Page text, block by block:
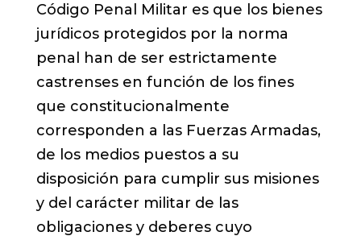
Código Penal Militar es que los bienes
jurídicos protegidos por la norma
penal han de ser estrictamente
castrenses en función de los fines
que constitucionalmente
corresponden a las Fuerzas Armadas,
de los medios puestos a su
disposición para cumplir sus misiones
y del carácter militar de las
obligaciones y deberes cuyo